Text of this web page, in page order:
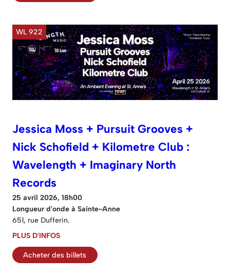
WL 922
Jessica Moss + Pursuit Grooves +
Nick Schofield + Kilometre Club :
Wavelength + Imaginary North
Records
25 avril 2026, 18h00
Longueur d'onde à Sainte-Anne
651, rue Dufferin.
PLUS D'INFOS
Acheter des billets